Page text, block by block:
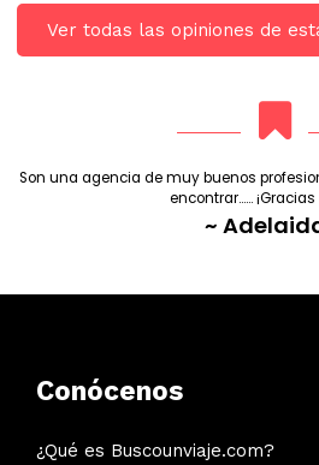
Ver todas las opiniones de
Son una agencia de muy buenos
encontrar......
~
Conócenos
¿Qué es Buscounviaje.com?